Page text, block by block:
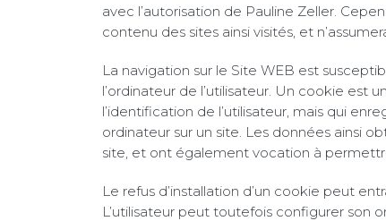
avec l’autorisation de Pauline Zeller.
contenu des sites ainsi visités, et
La navigation sur le Site WEB est
l’ordinateur de l’utilisateur. Un cookie est
l’identification de l’utilisateur, mais qui
ordinateur sur un site. Les données ainsi
site, et ont également vocation à
Le refus d’installation d’un cookie peut
L’utilisateur peut toutefois configurer son